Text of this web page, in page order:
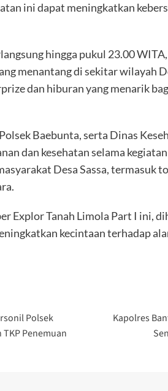
ini dapat meningkatkan
hingga pukul 23.00
menantang di sekitar wilayah
dan hiburan yang menarik
Baebunta, serta Dinas
dan kesehatan selama
Desa Sassa, termasuk
Explor Tanah Limola Part I ini,
kecintaan terhadap
Polsek
Penemuan
Kapolres